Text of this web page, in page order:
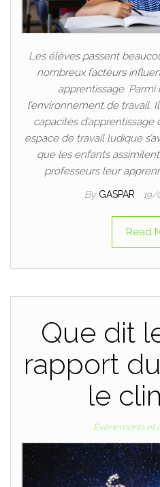
Les élèves passent
nombreux facteurs
apprentissage.
l’environnement de travail.
capacités
espace de travail ludique
que les enfants
professeurs leur
By GASPAR 19/
Read
Que dit
rapport
le
Événements et